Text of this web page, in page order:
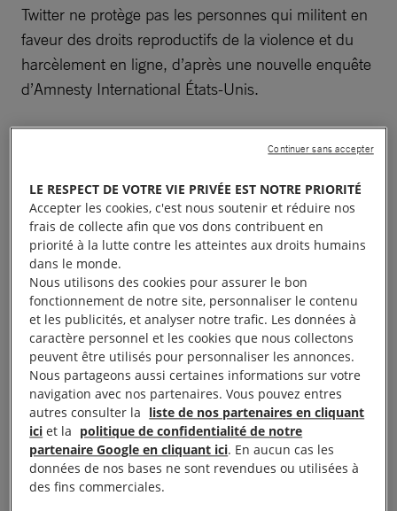
Twitter ne protège pas les personnes qui militent en
faveur des droits reproductifs de la violence et du
harcèlement en ligne, d’après une nouvelle enquête
d’Amnesty International États-Unis.
Selon cette enquête, beaucoup de militant·e·s en
faveur des droits reproductifs de premier plan ont
été confronté·e·s à un harcèlement accru sur Twitter
depuis la fuite le 2 mai du projet de décision de la
Cour suprême dans l’affaireDobbs c. Jackson
Women’s Health Organization
Roe c. Wadeet a mis fin au droit constitutionnel à
l’avortement aux États-Unis.
« Twitter doit en faire plus pour protéger les
militant·e·s qui luttent pour les droits reproductifs,
surtout à un moment aussi critique », a déclaré
Michael Kleinman, directeur du programme
Technologie et droits humains à Amnesty
International États-Unis.
LE RESPECT DE VOTRE VIE PRIVÉE EST NOTRE PRIORITÉ
Accepter les cookies, c'est nous soutenir et réduire nos
frais de collecte afin que vos dons contribuent en
priorité à la lutte contre les atteintes aux droits humains
dans le monde.
Nous utilisons des cookies pour assurer le bon
fonctionnement de notre site, personnaliser le contenu
et les publicités, et analyser notre trafic. Les données à
caractère personnel et les cookies que nous collectons
peuvent être utilisés pour personnaliser les annonces.
Nous partageons aussi certaines informations sur votre
navigation avec nos partenaires. Vous pouvez entres
autres consulter la liste de nos partenaires en cliquant
ici et la politique de confidentialité de notre
partenaire Google en cliquant ici. En aucun cas les
données de nos bases ne sont revendues ou utilisées à
des fins commerciales.
Continuer sans accepter